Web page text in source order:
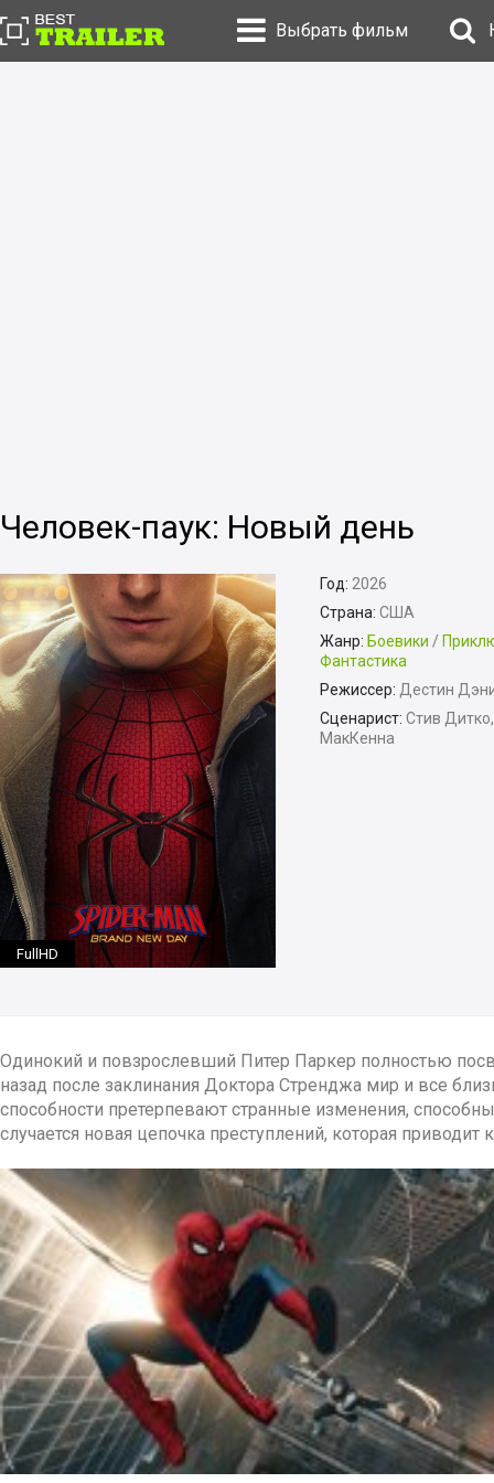
Выбрать фильм
Человек-паук: Новый день
FullHD
Год: 2026
Страна: США
Жанр: Боевики /
Фантастика
Режиссер: Дестин
Сценарист: Стив
МакКенна
Одинокий и повзрослевший Питер Паркер полностью
назад после заклинания Доктора Стренджа мир и все
способности претерпевают странные изменения,
случается новая цепочка преступлений, которая